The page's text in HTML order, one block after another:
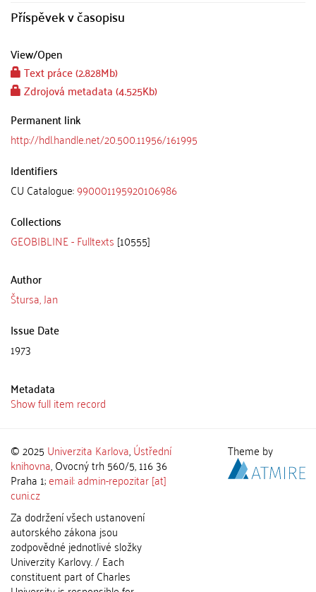
Příspěvek v časopisu
View/Open
Text práce (2.828Mb)
Zdrojová metadata (4.525Kb)
Permanent link
http://hdl.handle.net/20.500.11956/161995
Identifiers
CU Catalogue:990001195920106986
Collections
GEOBIBLINE - Fulltexts [10555]
Author
Štursa, Jan
Issue Date
1973
Metadata
Show full item record
© 2025 Univerzita Karlova,Ústřední
knihovna, Ovocný trh 560/5, 116 36
Praha 1;email: admin-repozitar [at]
cuni.cz
Za dodržení všech ustanovení
autorského zákona jsou
zodpovědné jednotlivé složky
Univerzity Karlovy. / Each
constituent part of Charles
Theme by